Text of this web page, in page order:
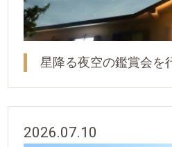
星降る夜空の鑑賞会を
2026.07.10